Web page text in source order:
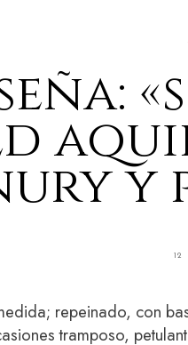
y
12
repeinado, con
tramposo,